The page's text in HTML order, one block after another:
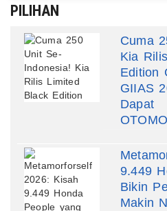
PILIHAN
Cuma
Kia
Edition
GIIAS
Dapat
9.449
Bikin
Makin